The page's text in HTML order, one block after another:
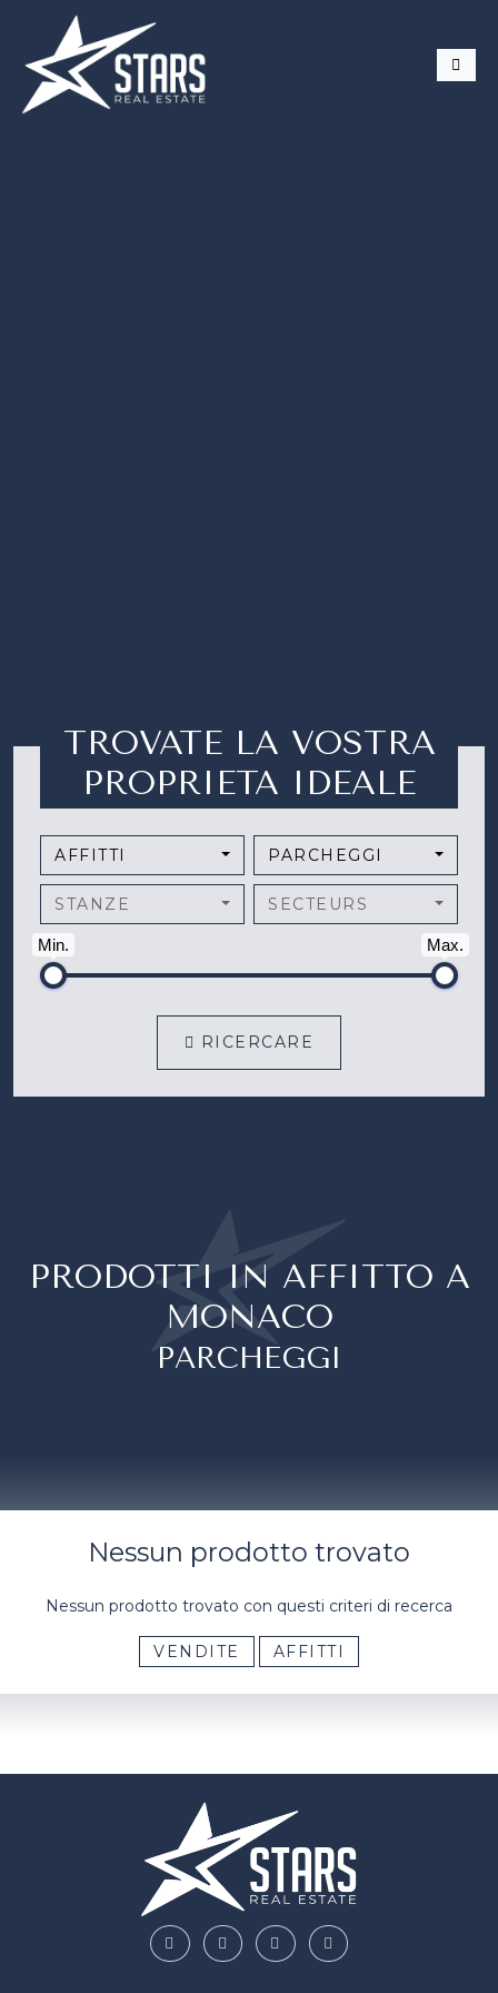
TROVATE LA VOSTRA
PROPRIETA IDEALE
AFFITTI PARCHEGGI
STANZE SECTEURS
Min. Max.
RICERCARE
PRODOTTI IN AFFITTO A
MONACO
PARCHEGGI
Nessun prodotto trovato
Nessun prodotto trovato con questi criteri di recerca
VENDITE AFFITTI